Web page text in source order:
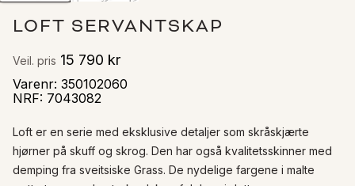
LOFT SERVANTSKAP
Veil. pris 15 790 kr
Varenr: 350102060
NRF: 7043082
Loft er en serie med eksklusive detaljer som skråskjærte
hjørner på skuff og skrog. Den har også kvalitetsskinner med
demping fra sveitsiske Grass. De nydelige fargene i malte